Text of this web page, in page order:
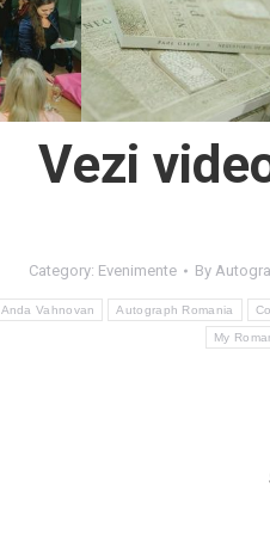
Vezi
Category: Evenimente By
Anda Vahnovan Autograph Romania
My